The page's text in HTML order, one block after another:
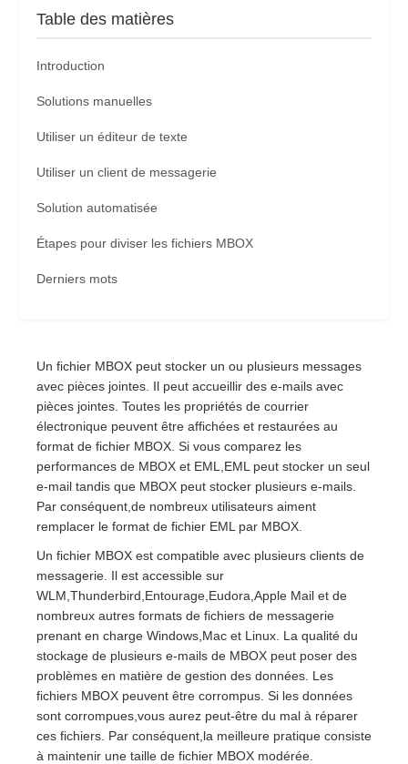
Table des matières
Introduction
Solutions manuelles
Utiliser un éditeur de texte
Utiliser un client de messagerie
Solution automatisée
Étapes pour diviser les fichiers MBOX
Derniers mots
Un fichier MBOX peut stocker un ou plusieurs messages
avec pièces jointes. Il peut accueillir des e-mails avec
pièces jointes. Toutes les propriétés de courrier
électronique peuvent être affichées et restaurées au
format de fichier MBOX. Si vous comparez les
performances de MBOX et EML,EML peut stocker un seul
e-mail tandis que MBOX peut stocker plusieurs e-mails.
Par conséquent,de nombreux utilisateurs aiment
remplacer le format de fichier EML par MBOX.
Un fichier MBOX est compatible avec plusieurs clients de
messagerie. Il est accessible sur
WLM,Thunderbird,Entourage,Eudora,Apple Mail et de
nombreux autres formats de fichiers de messagerie
prenant en charge Windows,Mac et Linux. La qualité du
stockage de plusieurs e-mails de MBOX peut poser des
problèmes en matière de gestion des données. Les
fichiers MBOX peuvent être corrompus. Si les données
sont corrompues,vous aurez peut-être du mal à réparer
ces fichiers. Par conséquent,la meilleure pratique consiste
à maintenir une taille de fichier MBOX modérée.